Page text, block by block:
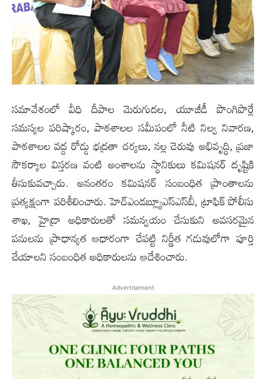
సమావేశంలో వీధి దీపాల మెరుగుదల, యూజీడీ పొంగిపొర్లే
సమస్యల పరిష్కారం, పాఠశాలల సమీపంలో నీటి నిల్వ నివారణ,
పాఠశాలల వద్ద రోడ్డు భద్రతా చర్యలు, నల్ల చెరువు అభివృద్ధి, ప్రజా
సౌకర్యాల విస్తరణ వంటి అంశాలను స్థానికులు కమిషనర్ దృష్టికి
తీసుకువచ్చారు. అనంతరం కమిషనర్ సంబంధిత ప్రాంతాలను
ప్రత్యక్షంగా పరిశీలించారు. హెచ్‌ఎండబ్ల్యూఎస్‌ఎస్‌బీ, ట్రాఫిక్ పోలీసు
శాఖ, హైడ్రా అధికారులతో సమన్వయం చేసుకుని అవసరమైన
పనులను ప్రాధాన్యత ఆధారంగా చేపట్టి నిర్ణీత గడువులోగా పూర్తి
చేయాలని సంబంధిత అధికారులను ఆదేశించారు.
Advertisement